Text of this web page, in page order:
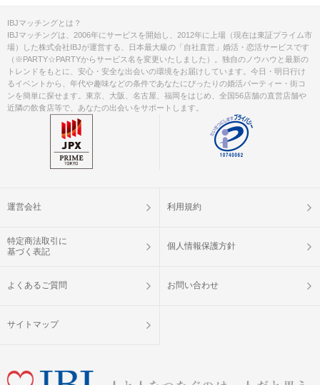
IBJマッチングとは？
IBJマッチングは、2006年にサービスを開始し、2012年に上場（現在は東証プライム市
場）した株式会社IBJが運営する、日本最大級の「自社直営」婚活・恋活サービスです
（※PARTY☆PARTYからサービス名を変更いたしました）。独自のノウハウと最新の
トレンドをもとに、安心・安全な出会いの環境をお届けしています。今日・明日行け
るイベントから、年代や趣味などの条件であなたにぴったりの婚活パーティー・街コ
ンを簡単に探せます。東京、大阪、名古屋、福岡をはじめ、全国56店舗の直営店舗や
近隣の飲食店等で、あなたの出会いをサポートします。
運営会社 利用規約
特定商法取引に
基づく表記
個人情報保護方針
よくあるご質問 お問い合わせ
サイトマップ